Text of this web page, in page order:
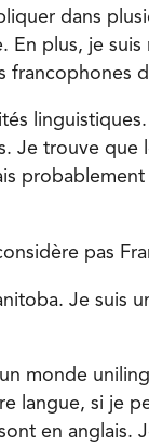
dans
En plus, je
francophones
Je trouve
probablement
pas
Je suis
monde
langue, si je
en anglais.